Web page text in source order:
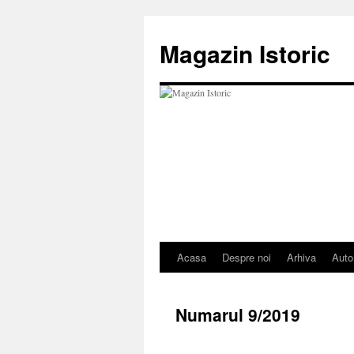
conținut
Magazin Istoric
Acasa Despre noi Arhiva
Numarul 9/2019